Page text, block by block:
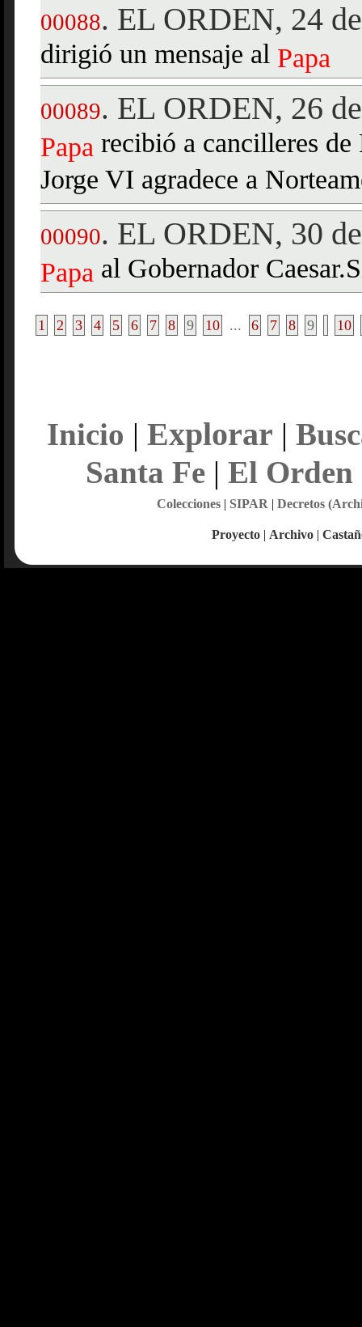
00088. EL ORDEN, 24
dirigió un mensaje al Papa
00089. EL ORDEN, 26
Papa recibió a cancilleres
Jorge VI agradece a
00090. EL ORDEN, 30
Papa al Gobernador
1 2 3 4 5 6 7 8 9 10 ... 6 7 8 9 10
Inicio | Explorar |
Santa Fe| El Orden
Colecciones| SIPAR | Decretos
Proyecto | Archivo |